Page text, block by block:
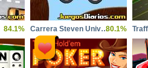
84.1% Carrera Steven Universe80.1%